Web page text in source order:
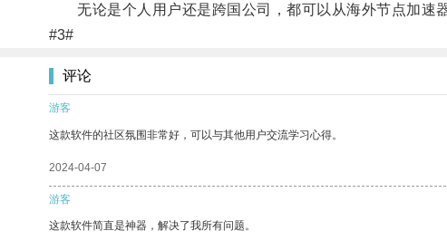
无论是个人用户还是跨国公司，都可以从海外节点加速
#3#
评论
游客
这款软件的社区氛围非常好，可以与其他用户交流学习心得。
2024-04-07
游客
这款软件简直是神器，解决了我所有问题。